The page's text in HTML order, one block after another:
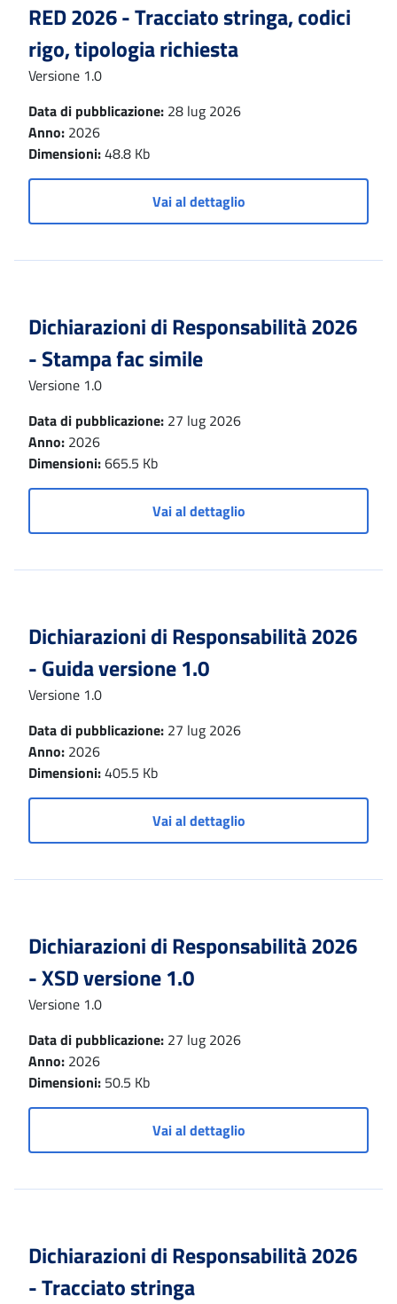
RED 2026 - Tracciato stringa, codici
rigo, tipologia richiesta
Versione 1.0
Data di pubblicazione: 28 lug 2026
Anno: 2026
Dimensioni:48.8 Kb
Vai al dettaglio
Dichiarazioni di Responsabilità 2026
- Stampa fac simile
Versione 1.0
Data di pubblicazione: 27 lug 2026
Anno: 2026
Dimensioni:665.5 Kb
Vai al dettaglio
Dichiarazioni di Responsabilità 2026
- Guida versione 1.0
Versione 1.0
Data di pubblicazione: 27 lug 2026
Anno: 2026
Dimensioni:405.5 Kb
Vai al dettaglio
Dichiarazioni di Responsabilità 2026
- XSD versione 1.0
Versione 1.0
Data di pubblicazione: 27 lug 2026
Anno: 2026
Dimensioni: 50.5 Kb
Vai al dettaglio
Dichiarazioni di Responsabilità 2026
- Tracciato stringa